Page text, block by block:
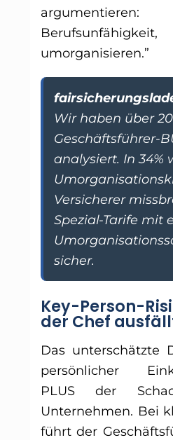
umorganisieren.”
Wir haben über
Geschäftsführer-
analysiert. In 34%
Versicherer
Spezial-Tarife mit
sicher.
Key-Person-
der Chef
Das unterschätzte
persönlicher
PLUS der
Unternehmen. Bei
führt der